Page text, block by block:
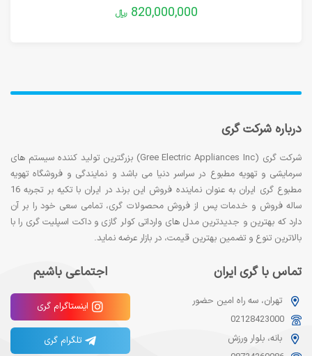
820,000,000 ﷼
درباره شرکت گری
شرکت گری (Gree Electric Appliances Inc) بزرگترین تولید کننده سیستم های
سرمایشی و تهویه مطبوع در سراسر دنیا می باشد و نمایندگی و فروشگاه تهویه
مطبوع گری ایران به عنوان نماینده فروش این برند در ایران با تکیه بر تجربه 16
ساله فروش و خدمات پس از فروش محصولات گری، تمامی سعی خود را بر آن
دارد که بهترین و جدیدترین مدل های وارداتی کولر گازی و داکت اسپلیت گری را با
بالاترین تنوع و تضمین بهترین قیمت، در بازار عرضه نماید.
تماس با گری ایران
تهران، سه راه امین حضور
02128423000
بانه، بلوار ورزش
اجتماعی باشیم
اینستاگرام گری
تلگرام گری